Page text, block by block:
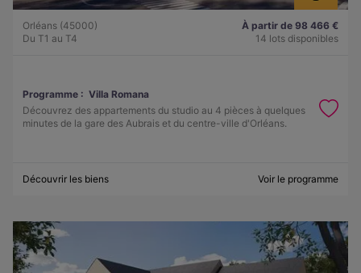
Orléans (45000)
Du T1 au T4
À partir de 98 466 €
14 lots disponibles
Programme : Villa Romana
Découvrez des appartements du studio au 4 pièces à quelques
minutes de la gare des Aubrais et du centre-ville d'Orléans.
Découvrir les biens Voir le programme